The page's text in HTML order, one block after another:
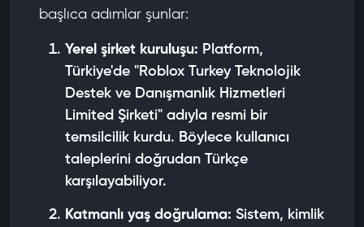
başlıca adımlar şunlar:
Yerel şirket kuruluşu: Platform,
Türkiye'de "Roblox Turkey Teknolojik
Destek ve Danışmanlık Hizmetleri
Limited Şirketi" adıyla resmi bir
temsilcilik kurdu. Böylece kullanıcı
taleplerini doğrudan Türkçe
karşılayabiliyor.
Katmanlı yaş doğrulama: Sistem, kimlik